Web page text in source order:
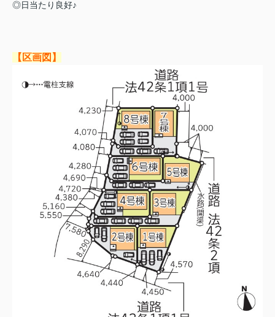
◎日当たり良好♪
【区画図】